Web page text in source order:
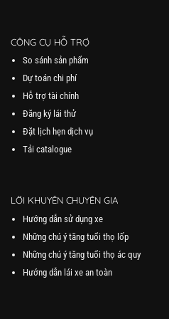
CÔNG CỤ HỖ TRỢ
So sánh sản phẩm
Dự toán chi phí
Hỗ trợ tài chính
Đăng ký lái thử
Đặt lịch hẹn dịch vụ
Tải catalogue
LỜI KHUYÊN CHUYÊN GIA
Hướng dẫn sử dụng xe
Những chú ý tăng tuổi thọ lốp
Những chú ý tăng tuổi thọ ác quy
Hướng dẫn lái xe an toàn